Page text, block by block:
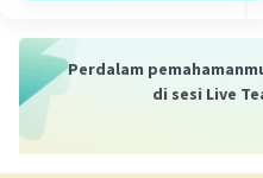
I Wayan Berata
yang terkenal, dan
Manuk Rawa,
Perdalam
di sesi Live